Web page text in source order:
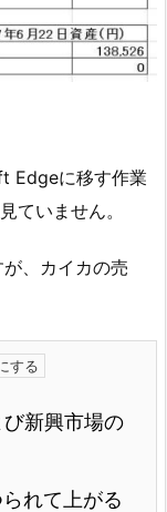
Edgeに移す作業
ていません。
、カイカの売
新興市場の
れて上がる